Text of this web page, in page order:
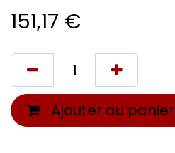
151,17 €
Ajouter au panier